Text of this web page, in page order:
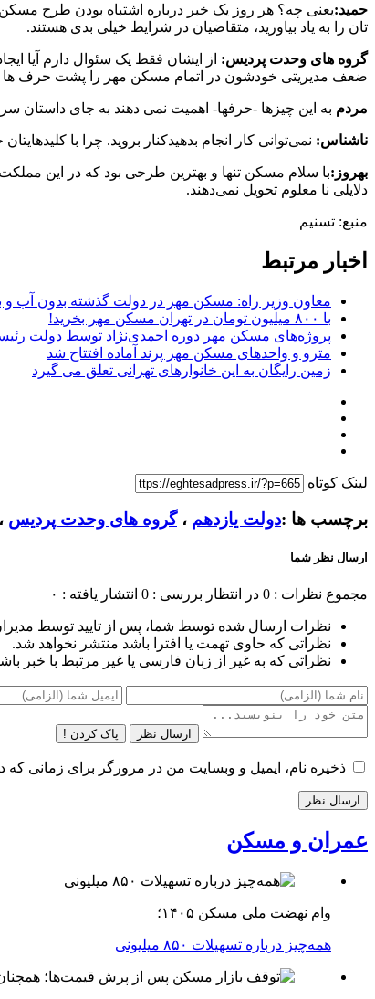
حمید:یعنی چه؟ هر روز یک خبر درباره اشتباه بودن طرح
تان را به یاد بیاورید، متقاضیان در شرایط خیلی بدی هستند.
گروه های وحدت پردیس: از ایشان فقط یک سئوال دارم آیا
ضعف مدیریتی خودشون در اتمام مسکن مهر را پشت حرف ها و
مردم به این چیزها -حرفها- اهمیت نمی دهند به جای داستان
ناشناس: نمی‌توانی کار انجام بدهیدکنار بروید. چرا با
بهروز:
دلایلی نا معلوم تحویل نمی‌دهند.
منبع: تسنیم
اخبار مرتبط
معاون وزیر راه: مسکن مهر در دولت گذشته بدون‌ آب و
با ۸۰۰ میلیون تومان در تهران مسکن مهر بخرید!
پروژه‌های مسکن مهر دوره احمدی‌نژاد توسط دولت
مترو و واحدهای مسکن مهر پرند آماده افتتاح شد
زمین رایگان به این خانوارهای تهرانی تعلق می گیرد
لینک کوتاه
برچسب ها :دولت یازدهم ،گروه های وحدت پردیس ،
ارسال نظر شما
مجموع نظرات : 0 در انتظار بررسی : 0 انتشار یافته : ۰
نظرات ارسال شده توسط شما، پس از تایید توسط
نظراتی که حاوی تهمت یا افترا باشد منتشر نخواهد شد.
نظراتی که به غیر از زبان فارسی یا غیر مرتبط با خبر
ارسال نظر پاک کردن !
ذخیره نام، ایمیل و وبسایت من در مرورگر برای زمانی که
عمران و مسکن
وام نهضت ملی مسکن ۱۴۰۵؛
همه‌چیز درباره تسهیلات ۸۵۰ میلیونی